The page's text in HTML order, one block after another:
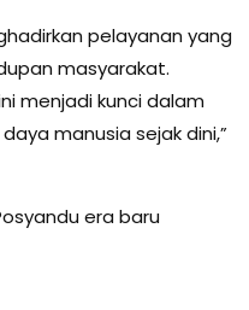
pelayanan yang
masyarakat.
menjadi kunci dalam
manusia sejak dini,”
era baru